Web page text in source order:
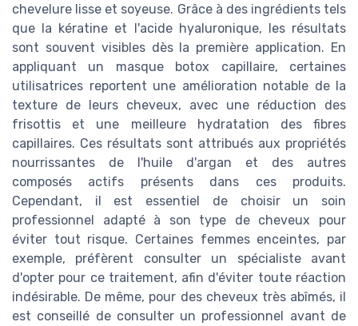
chevelure lisse et soyeuse. Grâce à des ingrédients tels
que la kératine et l'acide hyaluronique, les résultats
sont souvent visibles dès la première application. En
appliquant un masque botox capillaire, certaines
utilisatrices reportent une amélioration notable de la
texture de leurs cheveux, avec une réduction des
frisottis et une meilleure hydratation des fibres
capillaires. Ces résultats sont attribués aux propriétés
nourrissantes de l'huile d'argan et des autres
composés actifs présents dans ces produits.
Cependant, il est essentiel de choisir un soin
professionnel adapté à son type de cheveux pour
éviter tout risque. Certaines femmes enceintes, par
exemple, préfèrent consulter un spécialiste avant
d'opter pour ce traitement, afin d'éviter toute réaction
indésirable. De même, pour des cheveux très abîmés, il
est conseillé de consulter un professionnel avant de